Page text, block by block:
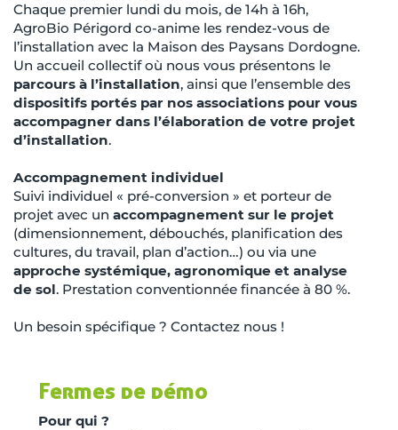
Chaque premier lundi du mois, de 14h à 16h,
AgroBio Périgord co-anime les rendez-vous de
l’installation avec la Maison des Paysans Dordogne.
Un accueil collectif où nous vous présentons le
parcours à l’installation, ainsi que l’ensemble des
dispositifs portés par nos associations pour vous
accompagner dans l’élaboration de votre projet
d’installation.
Accompagnement individuel
Suivi individuel « pré-conversion » et porteur de
projet avec un accompagnement sur le projet
(dimensionnement, débouchés, planification des
cultures, du travail, plan d’action…) ou via une
approche systémique, agronomique et analyse
de sol. Prestation conventionnée financée à 80 %.
Un besoin spécifique ? Contactez nous !
Fermes de démo
Pour qui ?